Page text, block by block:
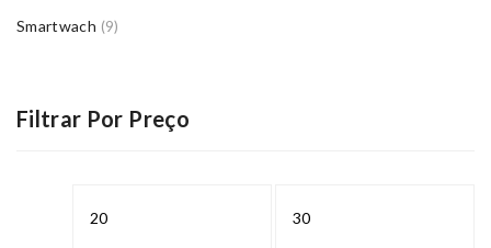
Smartwach (9)
Filtrar Por Preço